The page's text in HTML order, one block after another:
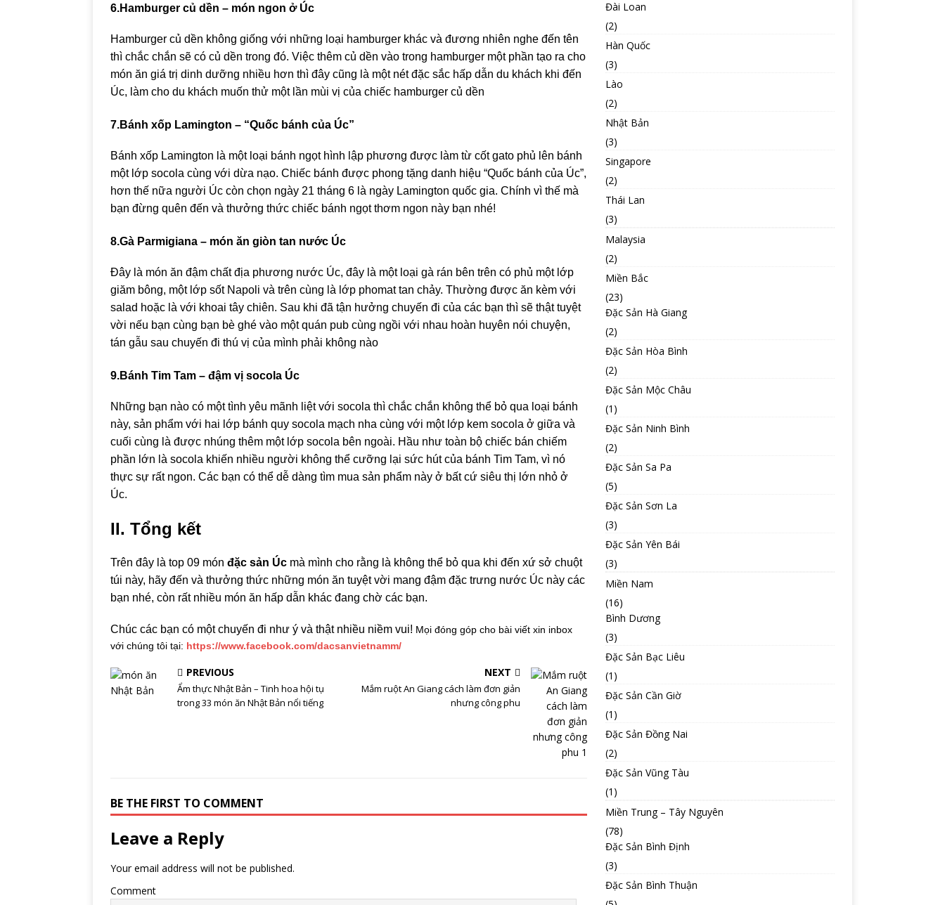
6.Hamburger củ dền – món ngon ở Úc
Hamburger củ dền không giống với những loại hamburger khác và đương nhiên nghe đến tên
thì chắc chắn sẽ có củ dền trong đó. Việc thêm củ dền vào trong hamburger một phần tạo ra cho
món ăn giá trị dinh dưỡng nhiều hơn thì đây cũng là một nét đặc sắc hấp dẫn du khách khi đến
Úc, làm cho du khách muốn thử một lần mùi vị của chiếc hamburger củ dền
7.Bánh xốp Lamington – “Quốc bánh của Úc”
Bánh xốp Lamington là một loại bánh ngọt hình lập phương được làm từ cốt gato phủ lên bánh
một lớp socola cùng với dừa nạo. Chiếc bánh được phong tặng danh hiệu “Quốc bánh của Úc”,
hơn thế nữa người Úc còn chọn ngày 21 tháng 6 là ngày Lamington quốc gia. Chính vì thế mà
bạn đừng quên đến và thưởng thức chiếc bánh ngọt thơm ngon này bạn nhé!
8.Gà Parmigiana – món ăn giòn tan nước Úc
Đây là món ăn đậm chất địa phương nước Úc, đây là một loại gà rán bên trên có phủ một lớp
giăm bông, một lớp sốt Napoli và trên cùng là lớp phomat tan chảy. Thường được ăn kèm với
salad hoặc là với khoai tây chiên. Sau khi đã tận hưởng chuyến đi của các bạn thì sẽ thật tuyệt
vời nếu bạn cùng bạn bè ghé vào một quán pub cùng ngồi với nhau hoàn huyên nói chuyện,
tán gẫu sau chuyến đi thú vị của mình phải không nào
9.Bánh Tim Tam – đậm vị socola Úc
Những bạn nào có một tình yêu mãnh liệt với socola thì chắc chắn không thể bỏ qua loại bánh
này, sản phẩm với hai lớp bánh quy socola mạch nha cùng với một lớp kem socola ở giữa và
cuối cùng là được nhúng thêm một lớp socola bên ngoài. Hầu như toàn bộ chiếc bán chiếm
phần lớn là socola khiến nhiều người không thể cưỡng lại sức hút của bánh Tim Tam, vì nó
thực sự rất ngon. Các bạn có thể dễ dàng tìm mua sản phẩm này ở bất cứ siêu thị lớn nhỏ ở
Úc.
II. Tổng kết
Trên đây là top 09 món đặc sản Úc mà mình cho rằng là không thể bỏ qua khi đến xứ sở chuột
túi này, hãy đến và thưởng thức những món ăn tuyệt vời mang đậm đặc trưng nước Úc này các
bạn nhé, còn rất nhiều món ăn hấp dẫn khác đang chờ các bạn.
Chúc các bạn có một chuyến đi như ý và thật nhiều niềm vui! Mọi đóng góp cho bài viết xin inbox
với chúng tôi tại: https://www.facebook.com/dacsanvietnamm/
PREVIOUS
Ẩm thực Nhật Bản – Tinh hoa hội tụ
trong 33 món ăn Nhật Bản nổi tiếng
NEXT
Mắm ruột An Giang cách làm đơn giản
nhưng công phu
BE THE FIRST TO COMMENT
Leave a Reply
Your email address will not be published.
Comment
Đài Loan
(2)
Hàn Quốc
(3)
Lào
(2)
Nhật Bản
(3)
Singapore
(2)
Thái Lan
(3)
Malaysia
(2)
Miền Bắc
(23)
Đặc Sản Hà Giang
(2)
Đặc Sản Hòa Bình
(2)
Đặc Sản Mộc Châu
(1)
Đặc Sản Ninh Bình
(2)
Đặc Sản Sa Pa
(5)
Đặc Sản Sơn La
(3)
Đặc Sản Yên Bái
(3)
Miền Nam
(16)
Bình Dương
(3)
Đặc Sản Bạc Liêu
(1)
Đặc Sản Cần Giờ
(1)
Đặc Sản Đồng Nai
(2)
Đặc Sản Vũng Tàu
(1)
Miền Trung – Tây Nguyên
(78)
Đặc Sản Bình Định
(3)
Đặc Sản Bình Thuận